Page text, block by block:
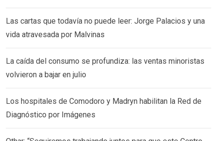
Las cartas que todavía no puede leer: Jorge Palacios y una
vida atravesada por Malvinas
La caída del consumo se profundiza: las ventas minoristas
volvieron a bajar en julio
Los hospitales de Comodoro y Madryn habilitan la Red de
Diagnóstico por Imágenes